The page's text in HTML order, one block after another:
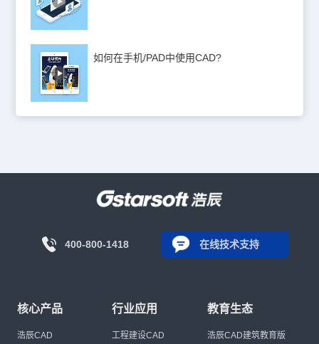
如何在手机/PAD中使用CAD?
400-800-1418 在线技术支持
核心产品
浩辰CAD
行业应用
工程建设CAD
教育生态
浩辰CAD建筑教育版